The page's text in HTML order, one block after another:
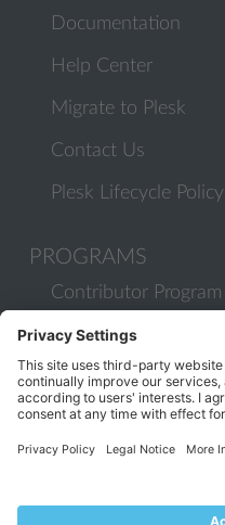
Documentation
Help Center
Migrate to Plesk
Contact Us
Plesk Lifecycle Policy
PROGRAMS
Contributor Program
Partner Program
COMMUNITY